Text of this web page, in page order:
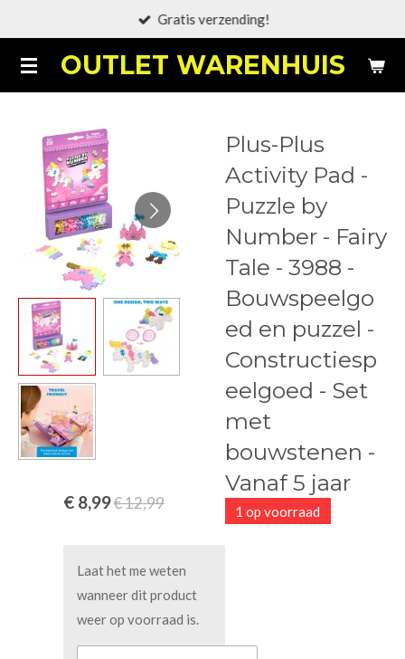
naar
de
OUTLET WARENHUIS
Gratis verzending!
Plus-Plus
Activity Pad -
Puzzle by
Number - Fairy
Tale - 3988 -
Bouwspeelgo
ed en puzzel -
Constructiesp
eelgoed - Set
met
bouwstenen -
Vanaf 5 jaar
1 op voorraad
€ 8,99€ 12,99
Laat het me weten
wanneer dit product
weer op voorraad is.